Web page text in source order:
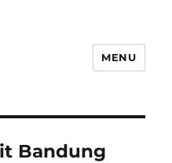
MENU
Bandung